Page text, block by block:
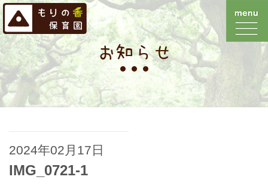
お知らせ
2024年02月17日
IMG_0721-1